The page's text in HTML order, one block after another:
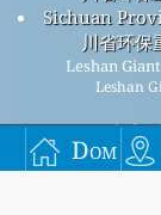
Dom
Sichuan
川省环保
Leshan
Leshan
Leshan
Area ,